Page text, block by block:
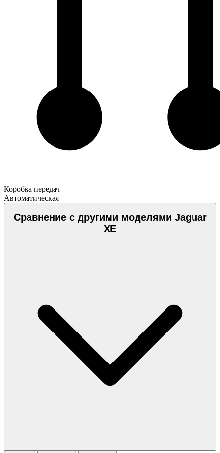
Коробка передач
Автоматическая
Сравнение с другими моделями Jaguar
XE